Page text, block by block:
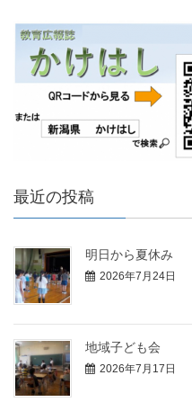
最近の投稿
明日から夏休み
2026年7月24日
地域子ども会
2026年7月17日